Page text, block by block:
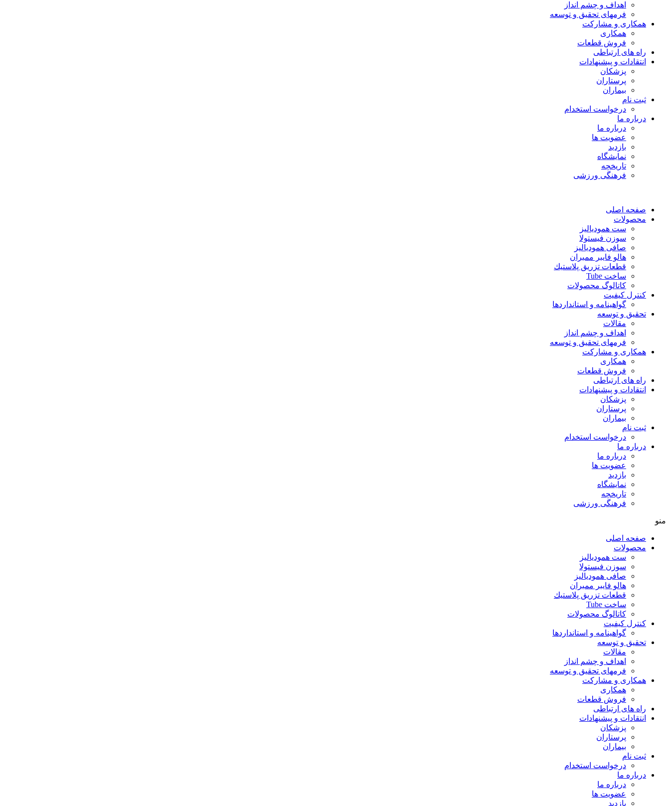
اهداف و چشم انداز
فرمهای تحقیق و توسعه
همکاری و مشارکت
همکاری
فروش قطعات
راه های ارتباطی
انتقادات و پيشنهادات
پزشكان
پرستاران
بيماران
ثبت نام
درخواست استخدام
درباره ما
درباره ما
عضویت ها
بازدید
نمایشگاه
تاريخچه
فرهنگی ورزشی
صفحه اصلی
محصولات
ست همودیالیز
سوزن فیستولا
صافی همودیالیز
هالو فایبر ممبران
قطعات تزريق پلاستيك
ساخت Tube
کاتالوگ محصولات
کنترل کیفیت
گواهينامه و استانداردها
تحقيق و توسعه
مقالات
اهداف و چشم انداز
فرمهای تحقیق و توسعه
همکاری و مشارکت
همکاری
فروش قطعات
راه های ارتباطی
انتقادات و پيشنهادات
پزشكان
پرستاران
بيماران
ثبت نام
درخواست استخدام
درباره ما
درباره ما
عضویت ها
بازدید
نمایشگاه
تاريخچه
فرهنگی ورزشی
منو
صفحه اصلی
محصولات
ست همودیالیز
سوزن فیستولا
صافی همودیالیز
هالو فایبر ممبران
قطعات تزريق پلاستيك
ساخت Tube
کاتالوگ محصولات
کنترل کیفیت
گواهينامه و استانداردها
تحقيق و توسعه
مقالات
اهداف و چشم انداز
فرمهای تحقیق و توسعه
همکاری و مشارکت
همکاری
فروش قطعات
راه های ارتباطی
انتقادات و پيشنهادات
پزشكان
پرستاران
بيماران
ثبت نام
درخواست استخدام
درباره ما
درباره ما
عضویت ها
بازدید